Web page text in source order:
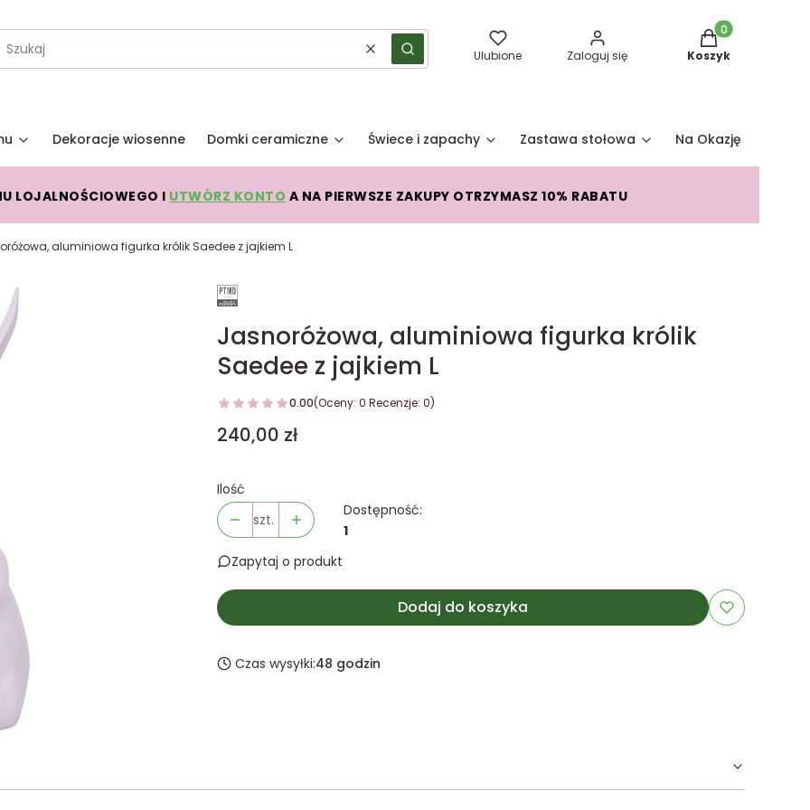
WyczyśćSzukaj Ulubione Zaloguj się
Produkty w
Koszyk
Dekoracje wiosenne Domki ceramiczne Świece i zapachy Zastawa stołowa Na Okazję
LOJALNOŚCIOWEGO I UTWÓRZ KONTO A NA PIERWSZE ZAKUPY OTRZYMASZ 10% RABATU
aluminiowa figurka królik Saedee z jajkiem L
Jasnoróżowa, aluminiowa figurka królik
Saedee z jajkiem L
0.00(Oceny: 0 Recenzje: 0)
Cena
240,00 zł
Ilość
szt.
Dostępność:
1
Zapytaj o produkt
Dodaj do koszyka
Czas wysyłki:48 godzin